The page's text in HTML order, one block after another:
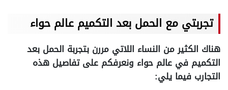
تجربتي مع الحمل بعد التكميم عالم حواء
هناك الكثير من النساء اللاتي مررن بتجربة الحمل بعد
التكميم في عالم حواء ونعرفكم على تفاصيل هذه
التجارب فيما يلي: